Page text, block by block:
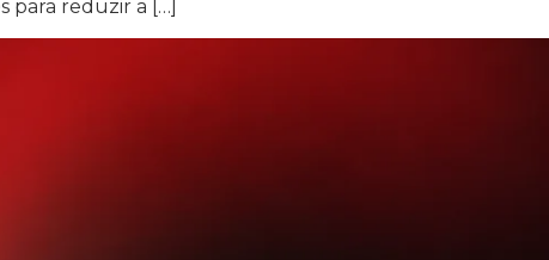
para reduzir a […]